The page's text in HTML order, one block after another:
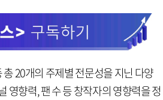
20개의 주제별 전문성을 지닌 다양
영향력, 팬 수 등 창작자의 영향력을 정